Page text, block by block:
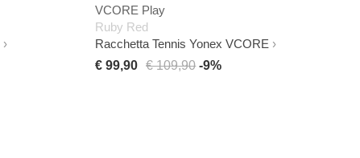
VCORE Play
Ruby Red
Racchetta Tennis Yonex VCORE
€ 99,90
€ 109,90 -9%